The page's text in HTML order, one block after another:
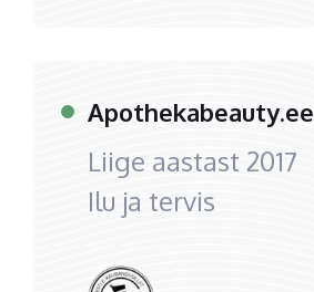
Apothekabeauty.ee
Liige aastast 2017
Ilu ja tervis